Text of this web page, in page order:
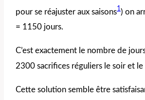
pour se réajuster aux saisons1) on
= 1150 jours.
C’est exactement le nombre de
2300 sacrifices réguliers le soir et le
Cette solution semble être